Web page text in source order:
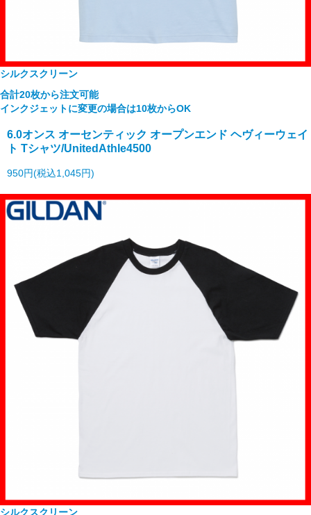
シルクスクリーン
合計20枚から注文可能
インクジェットに変更の場合は10枚からOK
6.0オンス オーセンティック オープンエンド ヘヴィーウェイ
ト Tシャツ/UnitedAthle4500
950円(税込1,045円)
シルクスクリーン